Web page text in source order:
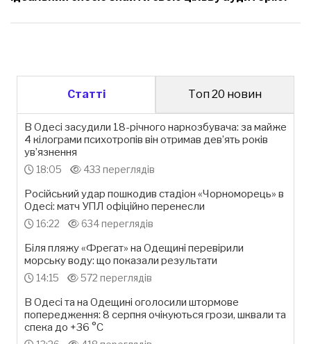
Статті Топ 20 новин
В Одесі засудили 18-річного наркозбувача: за майже
4 кілограми психотропів він отримав дев’ять років
ув’язнення
18:05 433 переглядів
Російський удар пошкодив стадіон «Чорноморець» в
Одесі: матч УПЛ офіційно перенесли
16:22 634 переглядів
Біля пляжу «Фрегат» на Одещині перевірили
морську воду: що показали результати
14:15 572 переглядів
В Одесі та на Одещині оголосили штормове
попередження: 8 серпня очікуються грози, шквали та
спека до +36 °С